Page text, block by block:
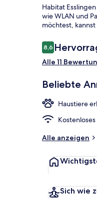
Habitat
wie WLAN und
möchtest,
Bewertungen
8,68,6 von 10.
Alle 11
Beliebte
Haustiere
Alle anzeigen
Sich wie